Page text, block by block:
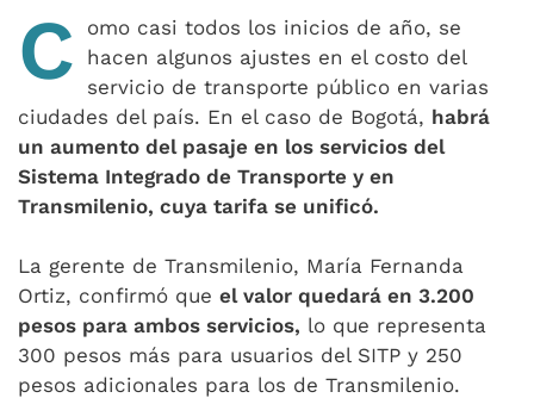
C
omo casi todos los inicios de año, se
hacen algunos ajustes en el costo del
servicio de transporte público en varias
ciudades del país. En el caso de Bogotá, habrá
un aumento del pasaje en los servicios del
Sistema Integrado de Transporte y en
Transmilenio, cuya tarifa se unificó.
La gerente de Transmilenio, María Fernanda
Ortiz, confirmó que el valor quedará en 3.200
pesos para ambos servicios, lo que representa
300 pesos más para usuarios del SITP y 250
pesos adicionales para los de Transmilenio.